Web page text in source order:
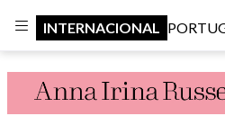
INTERNACIONAL